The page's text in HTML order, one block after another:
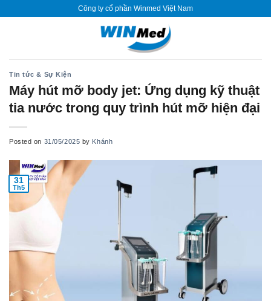
Công ty cổ phần Winmed Việt Nam
Tin tức & Sự Kiện
Máy hút mỡ body jet: Ứng dụng kỹ thuật
tia nước trong quy trình hút mỡ hiện đại
Posted on 31/05/2025 by Khánh
31
Th5